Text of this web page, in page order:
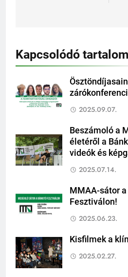
Kapcsolódó tartalom
2025.09.07.
Beszámoló a
életéről a
videók és
2025.07.14.
MMAA-sátor
Fesztiválon!
2025.06.23.
Kisfilmek a
2025.02.27.